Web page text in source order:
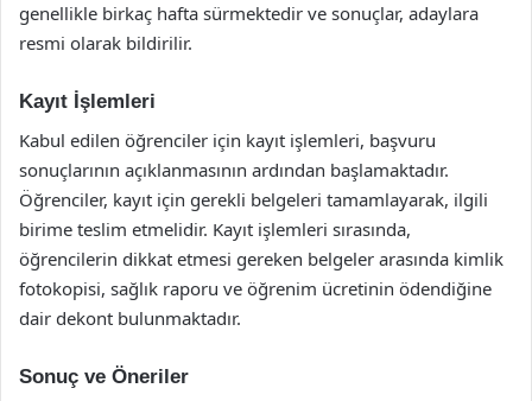
genellikle birkaç hafta sürmektedir ve sonuçlar, adaylara
resmi olarak bildirilir.
Kayıt İşlemleri
Kabul edilen öğrenciler için kayıt işlemleri, başvuru
sonuçlarının açıklanmasının ardından başlamaktadır.
Öğrenciler, kayıt için gerekli belgeleri tamamlayarak, ilgili
birime teslim etmelidir. Kayıt işlemleri sırasında,
öğrencilerin dikkat etmesi gereken belgeler arasında kimlik
fotokopisi, sağlık raporu ve öğrenim ücretinin ödendiğine
dair dekont bulunmaktadır.
Sonuç ve Öneriler